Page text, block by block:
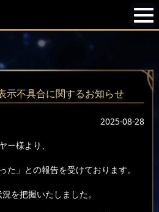
示不具合に関するお知らせ
2025-08-28
ー様より、
た」との報告を受けております。
を把握いたしました。